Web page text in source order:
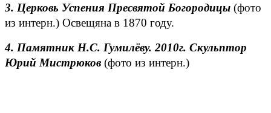
3. Церковь Успения Пресвятой Богородицы (фото
из интерн.) Освещяна в 1870 году.
4. Памятник Н.С. Гумилёву. 2010г. Скульптор
Юрий Мистрюков (фото из интерн.)